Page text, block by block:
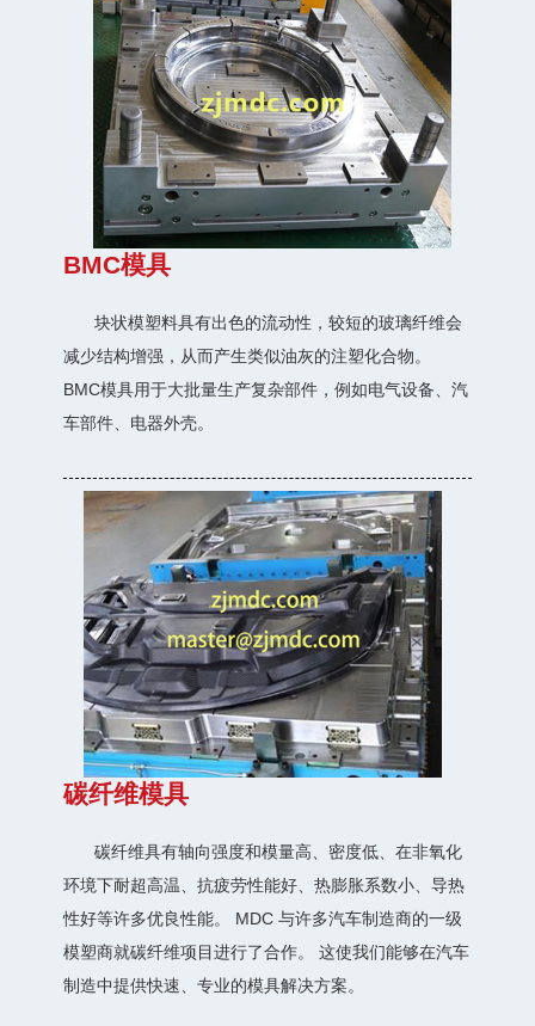
BMC模具
块状模塑料具有出色的流动性，较短的玻璃纤维会
减少结构增强，从而产生类似油灰的注塑化合物。
BMC模具用于大批量生产复杂部件，例如电气设备、汽
车部件、电器外壳。
碳纤维模具
碳纤维具有轴向强度和模量高、密度低、在非氧化
环境下耐超高温、抗疲劳性能好、热膨胀系数小、导热
性好等许多优良性能。 MDC 与许多汽车制造商的一级
模塑商就碳纤维项目进行了合作。 这使我们能够在汽车
制造中提供快速、专业的模具解决方案。